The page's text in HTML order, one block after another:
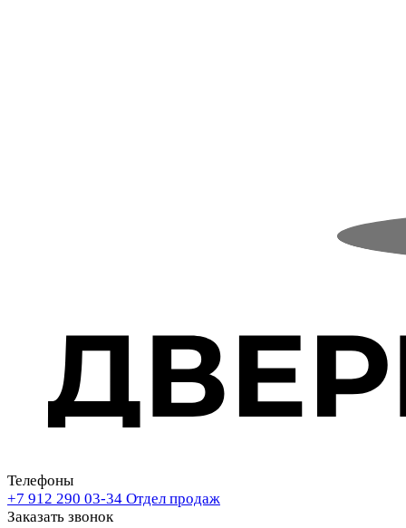
Телефоны
+7 912 290 03-34 Отдел продаж
Заказать звонок